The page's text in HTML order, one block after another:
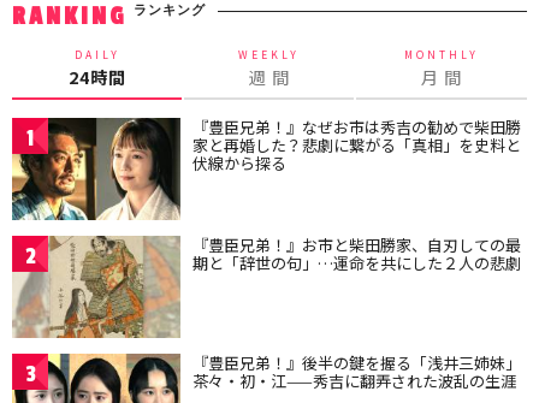
RANKING ランキング
DAILY
24時間
WEEKLY
週 間
MONTHLY
月 間
1 『豊臣兄弟！』なぜお市は秀吉の勧めで柴田勝
家と再婚した？悲劇に繋がる「真相」を史料と
伏線から探る
2 『豊臣兄弟！』お市と柴田勝家、自刃しての最
期と「辞世の句」…運命を共にした２人の悲劇
3 『豊臣兄弟！』後半の鍵を握る「浅井三姉妹」
茶々・初・江——秀吉に翻弄された波乱の生涯